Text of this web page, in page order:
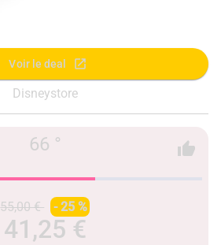
Voir le deal
Disneystore
66 °
55,00 € - 25 %
41,25 €